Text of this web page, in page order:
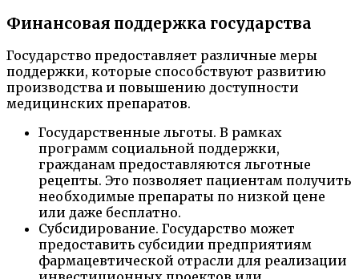
Финансовая поддержка государства
Государство предоставляет различные меры
поддержки, которые способствуют развитию
производства и повышению доступности
медицинских препаратов.
Государственные льготы. В рамках
программ социальной поддержки,
гражданам предоставляются льготные
рецепты. Это позволяет пациентам получить
необходимые препараты по низкой цене
или даже бесплатно.
Субсидирование. Государство может
предоставить субсидии предприятиям
фармацевтической отрасли для реализации